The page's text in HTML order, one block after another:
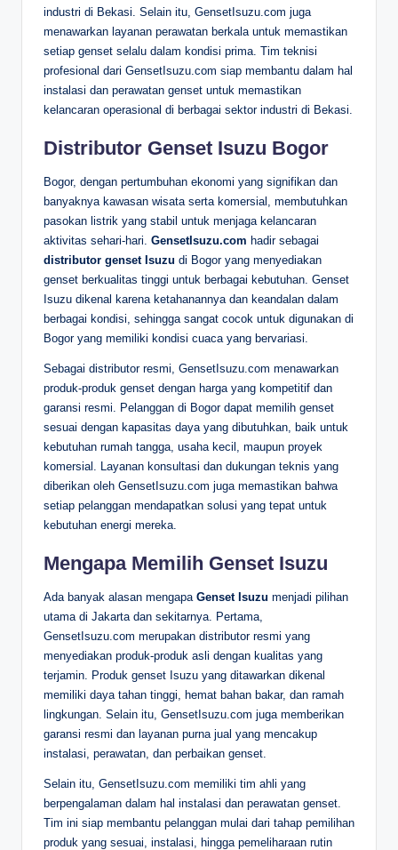
industri di Bekasi. Selain itu, GensetIsuzu.com juga
menawarkan layanan perawatan berkala untuk memastikan
setiap genset selalu dalam kondisi prima. Tim teknisi
profesional dari GensetIsuzu.com siap membantu dalam hal
instalasi dan perawatan genset untuk memastikan
kelancaran operasional di berbagai sektor industri di Bekasi.
Distributor Genset Isuzu Bogor
Bogor, dengan pertumbuhan ekonomi yang signifikan dan
banyaknya kawasan wisata serta komersial, membutuhkan
pasokan listrik yang stabil untuk menjaga kelancaran
aktivitas sehari-hari. GensetIsuzu.com hadir sebagai
distributor genset Isuzu di Bogor yang menyediakan
genset berkualitas tinggi untuk berbagai kebutuhan. Genset
Isuzu dikenal karena ketahanannya dan keandalan dalam
berbagai kondisi, sehingga sangat cocok untuk digunakan di
Bogor yang memiliki kondisi cuaca yang bervariasi.
Sebagai distributor resmi, GensetIsuzu.com menawarkan
produk-produk genset dengan harga yang kompetitif dan
garansi resmi. Pelanggan di Bogor dapat memilih genset
sesuai dengan kapasitas daya yang dibutuhkan, baik untuk
kebutuhan rumah tangga, usaha kecil, maupun proyek
komersial. Layanan konsultasi dan dukungan teknis yang
diberikan oleh GensetIsuzu.com juga memastikan bahwa
setiap pelanggan mendapatkan solusi yang tepat untuk
kebutuhan energi mereka.
Mengapa Memilih Genset Isuzu
Ada banyak alasan mengapa Genset Isuzu menjadi pilihan
utama di Jakarta dan sekitarnya. Pertama,
GensetIsuzu.com merupakan distributor resmi yang
menyediakan produk-produk asli dengan kualitas yang
terjamin. Produk genset Isuzu yang ditawarkan dikenal
memiliki daya tahan tinggi, hemat bahan bakar, dan ramah
lingkungan. Selain itu, GensetIsuzu.com juga memberikan
garansi resmi dan layanan purna jual yang mencakup
instalasi, perawatan, dan perbaikan genset.
Selain itu, GensetIsuzu.com memiliki tim ahli yang
berpengalaman dalam hal instalasi dan perawatan genset.
Tim ini siap membantu pelanggan mulai dari tahap pemilihan
produk yang sesuai, instalasi, hingga pemeliharaan rutin